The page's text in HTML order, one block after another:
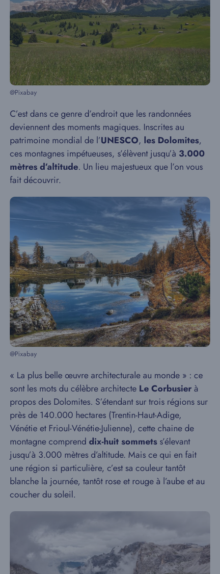
@Pixabay
C’est dans ce genre d’endroit que les randonnées
deviennent des moments magiques. Inscrites au
patrimoine mondial de l’UNESCO, les Dolomites,
ces montagnes impétueuses, s’élèvent jusqu’à 3.000
mètres d’altitude. Un lieu majestueux que l’on vous
fait découvrir.
@Pixabay
« La plus belle œuvre architecturale au monde » : ce
sont les mots du célèbre architecte Le Corbusierà
propos des Dolomites. S’étendant sur trois régions sur
près de 140.000 hectares (Trentin-Haut-Adige,
Vénétie et Frioul-Vénétie-Julienne), cette chaine de
montagne comprend dix-huit sommets s’élevant
jusqu’à 3.000 mètres d’altitude. Mais ce qui en fait
une région si particulière, c’est sa couleur tantôt
blanche la journée, tantôt rose et rouge à l’aube et au
coucher du soleil.